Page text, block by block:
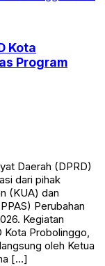
Kota
Program
Daerah (DPRD)
dari pihak
(KUA) dan
Perubahan
Kegiatan
Kota Probolinggo,
oleh Ketua
[…]